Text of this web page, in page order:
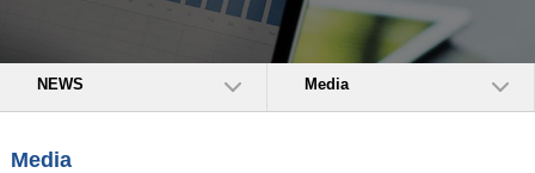
NEWS Media
Media